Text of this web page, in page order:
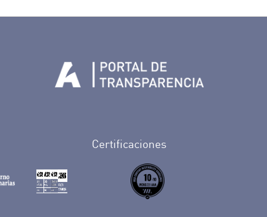
en Facebook
de Tenerife en Twitter
de Tenerife en Instagram
Whatsapp de Auditorio de Tenerife
al perfil de Auditorio de Tenerife en Youtube
Certificaciones